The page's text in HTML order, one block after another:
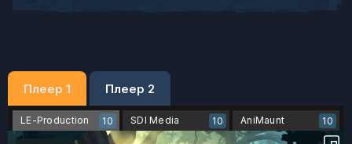
Плеер 1 Плеер 2
LE-Production 10 SDI Media 10 AniMaunt 10